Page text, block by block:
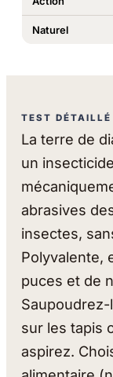
Naturel
TEST DÉTAILLÉ
La terre de
un
abrasives
insectes,
Polyvalente,
puces et de
sur les tapis
aspirez.